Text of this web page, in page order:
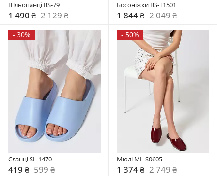
Шльопанці BS-79
1 490 ₴ 2 129 ₴
Босоніжки BS-T1501
1 844 ₴ 2 049 ₴
- 30%
Сланці SL-1470
419 ₴ 599 ₴
- 50%
Мюлі ML-S0605
1 374 ₴ 2 749 ₴